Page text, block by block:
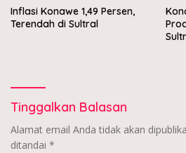
Inflasi Konawe 1,49 Persen,
Terendah di Sultral
Tinggalkan Balasan
Alamat email Anda tidak akan
ditandai *